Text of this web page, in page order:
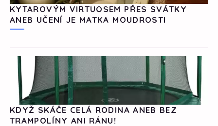
KYTAROVÝM VIRTUOSEM PŘES SVÁTKY
ANEB UČENÍ JE MATKA MOUDROSTI
KDYŽ SKÁČE CELÁ RODINA ANEB BEZ
TRAMPOLÍNY ANI RÁNU!